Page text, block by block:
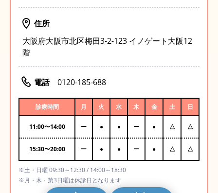
住所
大阪府大阪市北区梅田3-2-123 イノゲート大阪12
階
電話 0120-185-688
診療時間 月 火 水 木 金 土 日
11:00〜14:00 ー ● ● ー ● △ △
15:30〜20:00 ー ● ● ー ● △ △
※土・日曜 09:30～12:30 / 14:00～18:30
※月・木・第3日曜は休診日となります